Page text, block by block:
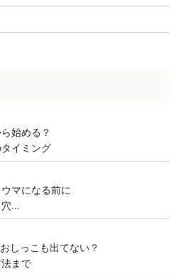
始める？
イミング
マになる前に
穴…
しっこも出てない？
まで